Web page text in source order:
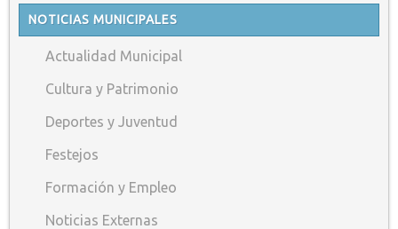
NOTICIAS MUNICIPALES
Actualidad Municipal
Cultura y Patrimonio
Deportes y Juventud
Festejos
Formación y Empleo
Noticias Externas